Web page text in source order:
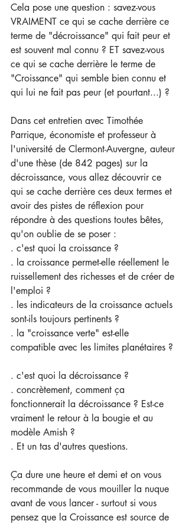
Cela pose une question : savez-vous
VRAIMENT ce qui se cache derrière ce
terme de "décroissance" qui fait peur et
est souvent mal connu ? ET savez-vous
ce qui se cache derrière le terme de
"Croissance" qui semble bien connu et
qui lui ne fait pas peur (et pourtant...) ?
Dans cet entretien avec Timothée
Parrique, économiste et professeur à
l'université de Clermont-Auvergne, auteur
d'une thèse (de 842 pages) sur la
décroissance, vous allez découvrir ce
qui se cache derrière ces deux termes et
avoir des pistes de réflexion pour
répondre à des questions toutes bêtes,
qu'on oublie de se poser :
. c'est quoi la croissance ?
. la croissance permet-elle réellement le
ruissellement des richesses et de créer de
l'emploi ?
. les indicateurs de la croissance actuels
sont-ils toujours pertinents ?
. la "croissance verte" est-elle
compatible avec les limites planétaires ?
. c'est quoi la décroissance ?
. concrètement, comment ça
fonctionnerait la décroissance ? Est-ce
vraiment le retour à la bougie et au
modèle Amish ?
. Et un tas d'autres questions.
Ça dure une heure et demi et on vous
recommande de vous mouiller la nuque
avant de vous lancer - surtout si vous
pensez que la Croissance est source de